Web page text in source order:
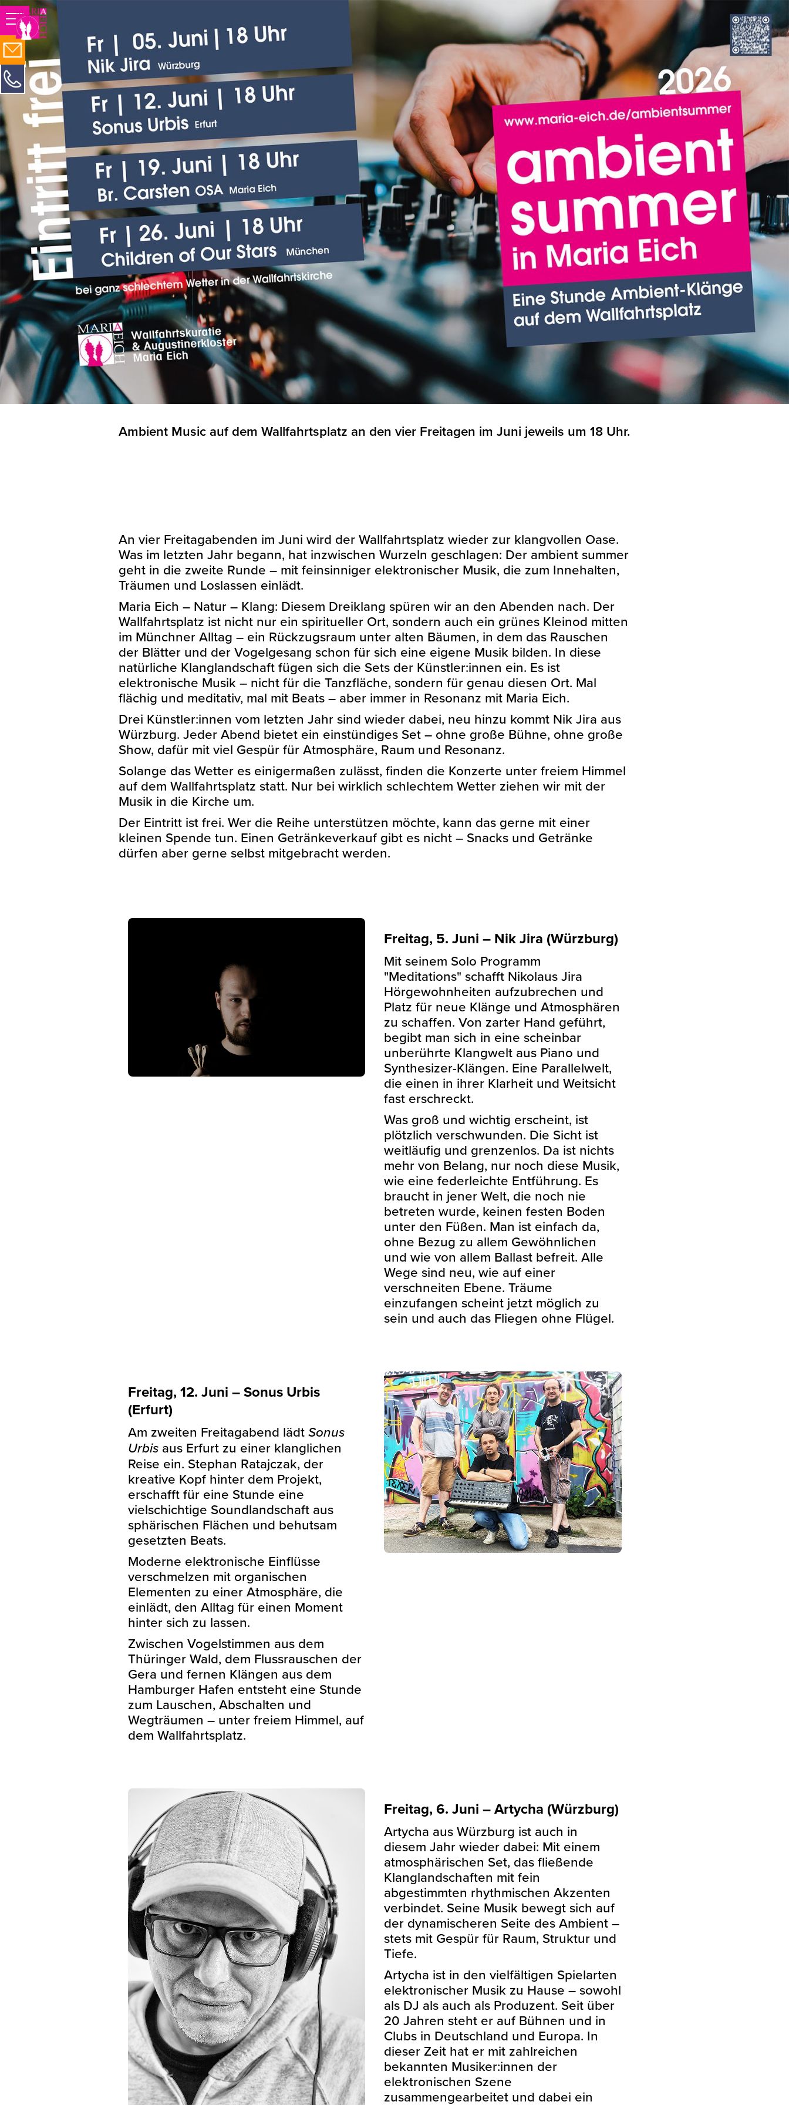
Ambient Music auf dem Wallfahrtsplatz an den vier Freitagen im Juni jeweils um 18 Uhr.
An vier Freitagabenden im Juni wird der Wallfahrtsplatz wieder zur klangvollen Oase.
Was im letzten Jahr begann, hat inzwischen Wurzeln geschlagen: Der ambient summer
geht in die zweite Runde – mit feinsinniger elektronischer Musik, die zum Innehalten,
Träumen und Loslassen einlädt.
Maria Eich – Natur – Klang: Diesem Dreiklang spüren wir an den Abenden nach. Der
Wallfahrtsplatz ist nicht nur ein spiritueller Ort, sondern auch ein grünes Kleinod mitten
im Münchner Alltag – ein Rückzugsraum unter alten Bäumen, in dem das Rauschen
der Blätter und der Vogelgesang schon für sich eine eigene Musik bilden. In diese
natürliche Klanglandschaft fügen sich die Sets der Künstler:innen ein. Es ist
elektronische Musik – nicht für die Tanzfläche, sondern für genau diesen Ort. Mal
flächig und meditativ, mal mit Beats – aber immer in Resonanz mit Maria Eich.
Drei Künstler:innen vom letzten Jahr sind wieder dabei, neu hinzu kommt Nik Jira aus
Würzburg. Jeder Abend bietet ein einstündiges Set – ohne große Bühne, ohne große
Show, dafür mit viel Gespür für Atmosphäre, Raum und Resonanz.
Solange das Wetter es einigermaßen zulässt, finden die Konzerte unter freiem Himmel
auf dem Wallfahrtsplatz statt. Nur bei wirklich schlechtem Wetter ziehen wir mit der
Musik in die Kirche um.
Der Eintritt ist frei. Wer die Reihe unterstützen möchte, kann das gerne mit einer
kleinen Spende tun. Einen Getränkeverkauf gibt es nicht – Snacks und Getränke
dürfen aber gerne selbst mitgebracht werden.
Freitag, 5. Juni – Nik Jira (Würzburg)
Mit seinem Solo Programm
"Meditations" schafft Nikolaus Jira
Hörgewohnheiten aufzubrechen und
Platz für neue Klänge und Atmosphären
zu schaffen. Von zarter Hand geführt,
begibt man sich in eine scheinbar
unberührte Klangwelt aus Piano und
Synthesizer-Klängen. Eine Parallelwelt,
die einen in ihrer Klarheit und Weitsicht
fast erschreckt.
Was groß und wichtig erscheint, ist
plötzlich verschwunden. Die Sicht ist
weitläufig und grenzenlos. Da ist nichts
mehr von Belang, nur noch diese Musik,
wie eine federleichte Entführung. Es
braucht in jener Welt, die noch nie
betreten wurde, keinen festen Boden
unter den Füßen. Man ist einfach da,
ohne Bezug zu allem Gewöhnlichen
und wie von allem Ballast befreit. Alle
Wege sind neu, wie auf einer
verschneiten Ebene. Träume
einzufangen scheint jetzt möglich zu
sein und auch das Fliegen ohne Flügel.
Freitag, 12. Juni – Sonus Urbis
(Erfurt)
Am zweiten Freitagabend lädtSonus
Urbisaus Erfurt zu einer klanglichen
Reise ein. Stephan Ratajczak, der
kreative Kopf hinter dem Projekt,
erschafft für eine Stunde eine
vielschichtige Soundlandschaft aus
sphärischen Flächen und behutsam
gesetzten Beats.
Moderne elektronische Einflüsse
verschmelzen mit organischen
Elementen zu einer Atmosphäre, die
einlädt, den Alltag für einen Moment
hinter sich zu lassen.
Zwischen Vogelstimmen aus dem
Thüringer Wald, dem Flussrauschen der
Gera und fernen Klängen aus dem
Hamburger Hafen entsteht eine Stunde
zum Lauschen, Abschalten und
Wegträumen – unter freiem Himmel, auf
dem Wallfahrtsplatz.
Freitag, 6. Juni – Artycha (Würzburg)
Artycha aus Würzburg ist auch in
diesem Jahr wieder dabei: Mit einem
atmosphärischen Set, das fließende
Klanglandschaften mit fein
abgestimmten rhythmischen Akzenten
verbindet. Seine Musik bewegt sich auf
der dynamischeren Seite des Ambient –
stets mit Gespür für Raum, Struktur und
Tiefe.
Artycha ist in den vielfältigen Spielarten
elektronischer Musik zu Hause – sowohl
als DJ als auch als Produzent. Seit über
20 Jahren steht er auf Bühnen und in
Clubs in Deutschland und Europa. In
dieser Zeit hat er mit zahlreichen
bekannten Musiker:innen der
elektronischen Szene
zusammengearbeitet und dabei ein